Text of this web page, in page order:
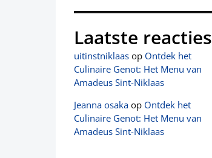
Laatste reacties
uitinstniklaas op Ontdek het
Culinaire Genot: Het Menu van
Amadeus Sint-Niklaas
Jeanna osaka op Ontdek het
Culinaire Genot: Het Menu van
Amadeus Sint-Niklaas